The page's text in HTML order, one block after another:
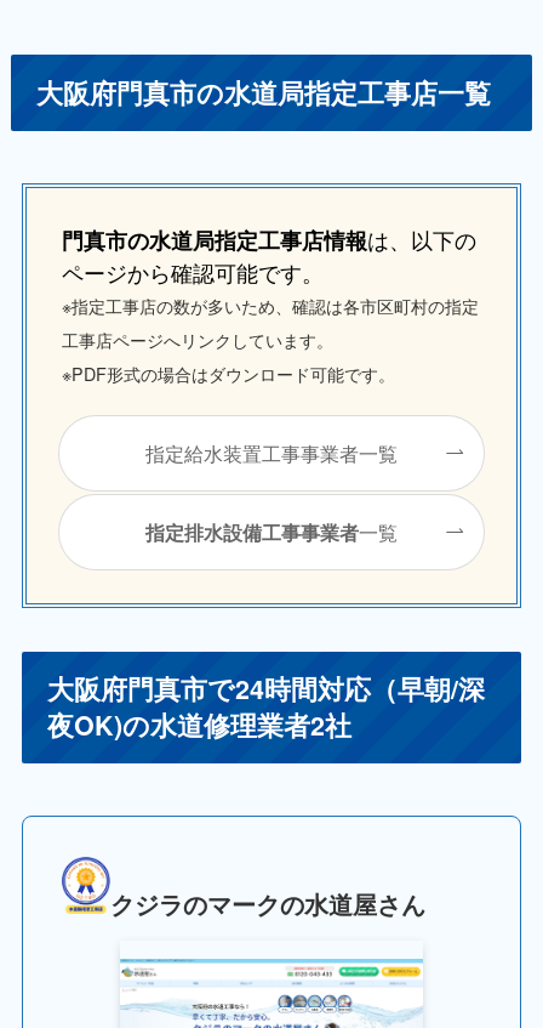
大阪府門真市の水道局指定工事店一覧
門真市の水道局指定工事店情報は、以下の
ページから確認可能です。
※指定工事店の数が多いため、確認は各市区町村の指定
工事店ページへリンクしています。
※PDF形式の場合はダウンロード可能です。
指定給水装置工事事業者一覧
指定排水設備工事事業者一覧
大阪府門真市で24時間対応（早朝/深
夜OK)の水道修理業者2社
クジラのマークの水道屋さん